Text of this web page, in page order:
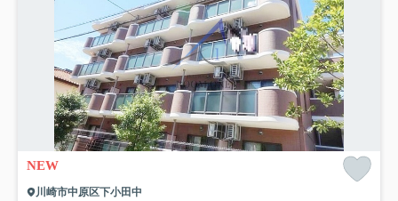
NEW
川崎市中原区下小田中